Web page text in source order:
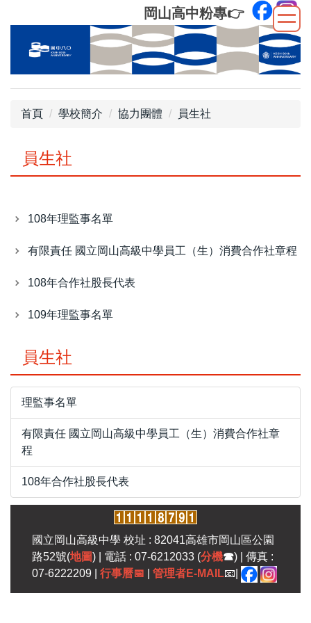
到
內
岡山高中粉專👉
首頁 學校簡介 協力團體 員生社
員生社
108年理監事名單
有限責任 國立岡山高級中學員工（生）消費合作社章程
108年合作社股長代表
109年理監事名單
員生社
理監事名單
有限責任 國立岡山高級中學員工（生）消費合作社章
程
108年合作社股長代表
國立岡山高級中學 校址 : 82041高雄市岡山區公園
路52號(地圖) | 電話 : 07-6212033 (分機☎) | 傳真 :
07-6222209 | 行事曆📅 管理者E-MAIL📧|